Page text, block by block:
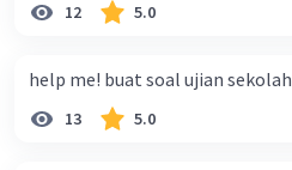
12 5.0
help me! buat soal ujian sekolah
13 5.0